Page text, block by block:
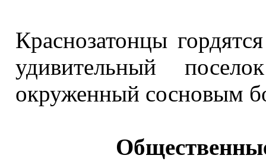
Краснозатонцы
удивительный
окруженный сосновым